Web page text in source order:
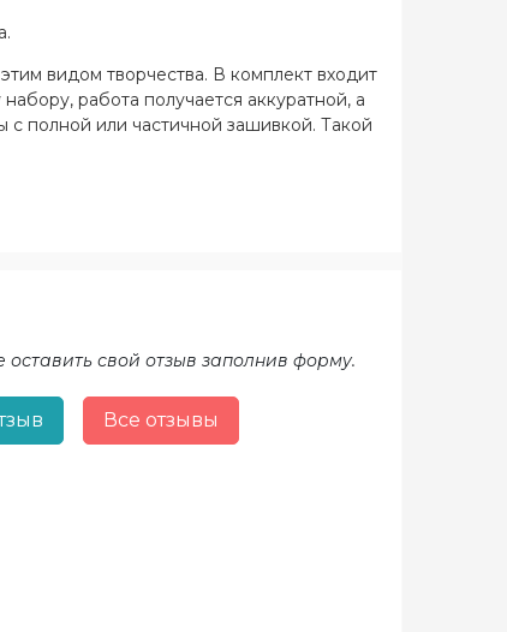
видом творчества. В комплект входит
работа получается аккуратной, а
с полной или частичной зашивкой. Такой
свой отзыв заполнив форму.
Все отзывы